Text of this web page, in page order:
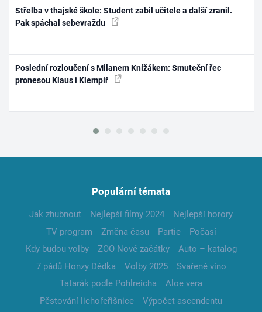
Střelba v thajské škole: Student zabil učitele a další zranil.
Pak spáchal sebevraždu
Poslední rozloučení s Milanem Knížákem: Smuteční řec
pronesou Klaus i Klempíř
Populární témata
Jak zhubnout Nejlepší filmy 2024
Nejlepší horory
TV program
Změna času Partie
Počasí
Kdy budou volby
ZOO Nové začátky
Auto – katalog
7 pádů Honzy Dědka
Volby 2025
Svařené víno
Tatarák podle Pohlreicha
Aloe vera
Pěstování lichořeřišnice
Výpočet ascendentu